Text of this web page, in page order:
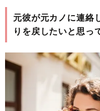
元彼が元カノに連絡
りを戻したいと思っ